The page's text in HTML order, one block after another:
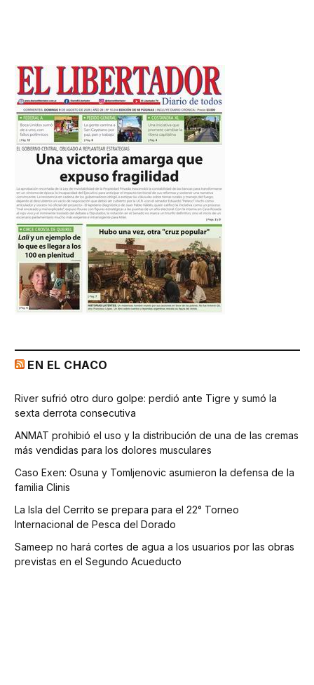
EN EL CHACO
River sufrió otro duro golpe: perdió ante Tigre y sumó la
sexta derrota consecutiva
ANMAT prohibió el uso y la distribución de una de las cremas
más vendidas para los dolores musculares
Caso Exen: Osuna y Tomljenovic asumieron la defensa de la
familia Clinis
La Isla del Cerrito se prepara para el 22° Torneo
Internacional de Pesca del Dorado
Sameep no hará cortes de agua a los usuarios por las obras
previstas en el Segundo Acueducto